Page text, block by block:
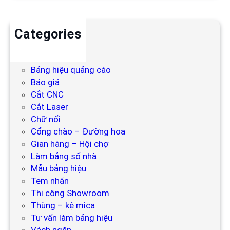
Categories
Bảng hiệu quảng cáo
Báo giá
Cắt CNC
Cắt Laser
Chữ nổi
Cổng chào – Đường hoa
Gian hàng – Hội chợ
Làm bảng số nhà
Mẫu bảng hiệu
Tem nhãn
Thi công Showroom
Thùng – kệ mica
Tư vấn làm bảng hiệu